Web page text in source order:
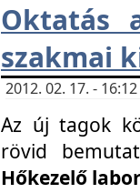
Oktatás
szakmai
2012. 02. 17. -
Az új tagok
rövid
Hőkezelő